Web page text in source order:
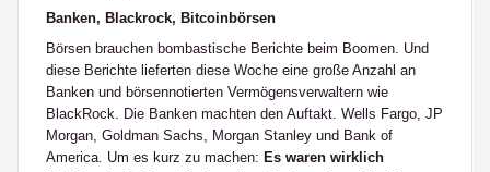
Banken, Blackrock, Bitcoinbörsen
Börsen brauchen bombastische Berichte beim Boomen. Und
diese Berichte lieferten diese Woche eine große Anzahl an
Banken und börsennotierten Vermögensverwaltern wie
BlackRock. Die Banken machten den Auftakt. Wells Fargo, JP
Morgan, Goldman Sachs, Morgan Stanley und Bank of
America. Um es kurz zu machen: Es waren wirklich